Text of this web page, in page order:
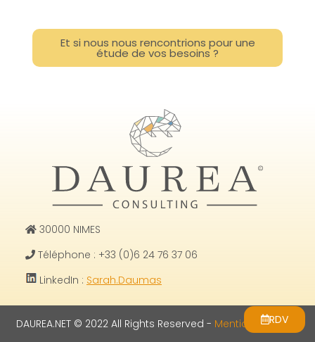
Et si nous nous rencontrions pour une
étude de vos besoins ?
30000 NIMES
Téléphone : +33 (0)6 24 76 37 06
LinkedIn : Sarah.Daumas
RDV
DAUREA.NET © 2022 All Rights Reserved - Mentions légales